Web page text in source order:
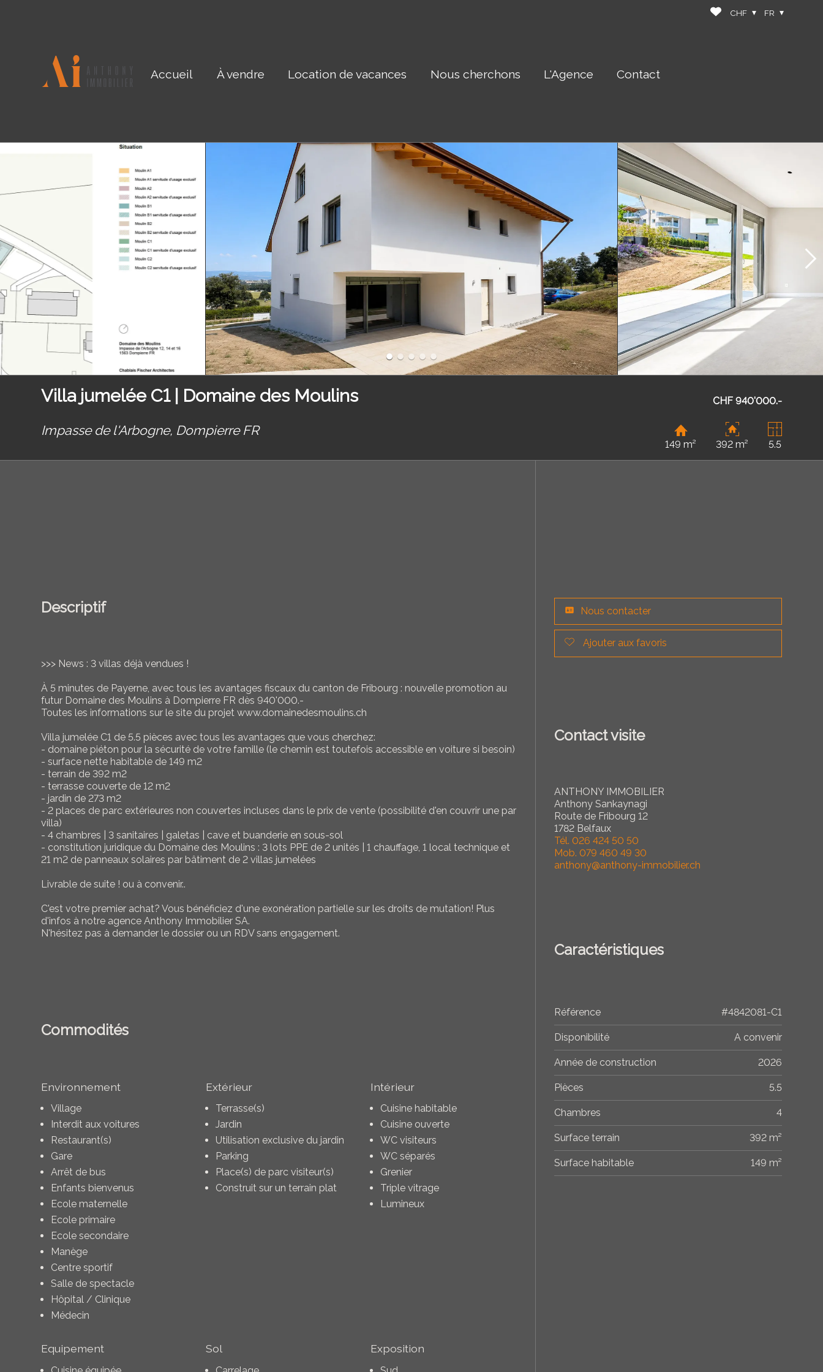
Accueil À vendre Location de vacances Nous cherchons L'Agence Contact
CHF FR
Villa jumelée C1 | Domaine des Moulins CHF 940'000.-
Impasse de l'Arbogne, Dompierre FR
149 m² 392 m² 5.5
Descriptif
>>> News : 3 villas déjà vendues !
À 5 minutes de Payerne, avec tous les avantages fiscaux du canton de Fribourg : nouvelle promotion au
futur Domaine des Moulins à Dompierre FR dès 940'000.-
Toutes les informations sur le site du projet www.domainedesmoulins.ch
Villa jumelée C1 de 5.5 pièces avec tous les avantages que vous cherchez:
- domaine piéton pour la sécurité de votre famille (le chemin est toutefois accessible en voiture si besoin)
- surface nette habitable de 149 m2
- terrain de 392 m2
- terrasse couverte de 12 m2
- jardin de 273 m2
- 2 places de parc extérieures non couvertes incluses dans le prix de vente (possibilité d'en couvrir une par
villa)
- 4 chambres | 3 sanitaires | galetas | cave et buanderie en sous-sol
- constitution juridique du Domaine des Moulins : 3 lots PPE de 2 unités | 1 chauffage, 1 local technique et
21 m2 de panneaux solaires par bâtiment de 2 villas jumelées
Livrable de suite ! ou à convenir..
C'est votre premier achat? Vous bénéficiez d'une exonération partielle sur les droits de mutation! Plus
d'infos à notre agence Anthony Immobilier SA.
N'hésitez pas à demander le dossier ou un RDV sans engagement.
Commodités
Environnement
Village
Interdit aux voitures
Restaurant(s)
Gare
Arrêt de bus
Enfants bienvenus
Ecole maternelle
Ecole primaire
Ecole secondaire
Manège
Centre sportif
Salle de spectacle
Hôpital / Clinique
Médecin
Extérieur
Terrasse(s)
Jardin
Utilisation exclusive du jardin
Parking
Place(s) de parc visiteur(s)
Construit sur un terrain plat
Intérieur
Cuisine habitable
Cuisine ouverte
WC visiteurs
WC séparés
Grenier
Triple vitrage
Lumineux
Equipement Sol Exposition
Nous contacter
Ajouter aux favoris
Contact visite
ANTHONY IMMOBILIER
Anthony Sankaynagi
Route de Fribourg 12
1782 Belfaux
Tél. 026 424 50 50
Mob. 079 460 49 30
anthony@anthony-immobilier.ch
Caractéristiques
Référence #4842081-C1
Disponibilité A convenir
Année de construction 2026
Pièces 5.5
Chambres 4
Surface terrain 392 m²
Surface habitable 149 m²